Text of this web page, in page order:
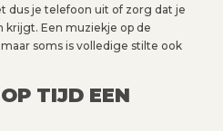
dus je telefoon uit of zorg dat je
Een muziekje op de
soms is volledige stilte ook
TIJD EEN